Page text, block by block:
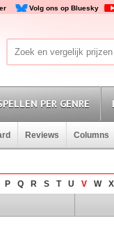
Volg ons op Bluesky
PER GENRE
Reviews Columns
P Q R S T U V W X